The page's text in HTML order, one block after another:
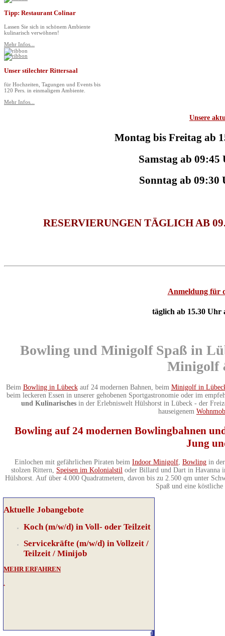
Tipp: Restaurant Colinar
Lassen Sie sich in schönem Ambiente
kulinarisch verwöhnen!
Mehr Infos...
Unser stilechter Rittersaal
für Hochzeiten, Tagungen und Events bis
120 Pers. in einmaligem Ambiente.
Mehr Infos...
Unsere
Montag bis Freitag ab
Samstag ab
Sonntag ab 09:30
RESERVIERUNGEN TÄGLICH AB
Anmeldung für
täglich ab 15.30 Uhr
Bowling und Minigolf Spaß in
Minigolf
Beim Bowling in Lübeckauf 24 modernen Bahnen, beim Minigolf in
beim leckeren Essen in unserer gehobenen Sportgastronomie oder im
und Kulinarisches in der Erlebniswelt Hülshorst in Lübeck - der
hauseigenem
Bowling auf 24 modernen Bowlingbahnen
Jung
Einlochen mit gefährlichen Piraten beim Indoor Minigolf, Bowling in
stolzen Rittern, Speisen im Kolonialstil oder Billard und Dart in Havanna
Hülshorst. Auf über 4.000 Quadratmetern, davon bis zu 2.500 qm unter
Spaß und eine
Aktuelle Jobangebote
Koch (m/w/d) in Voll- oder Teilzeit
Servicekräfte (m/w/d) in Vollzeit /
Teilzeit / Minijob
MEHR ERFAHREN
J